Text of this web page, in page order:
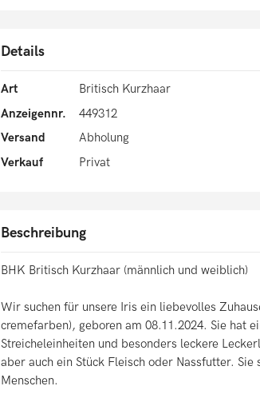
Details
Art
Britisch Kurzhaar
Anzeigennr.
449312
Versand
Abholung
Verkauf
Privat
Beschreibung
BHK Britisch Kurzhaar (männlich und weiblich)
Wir suchen für unsere Iris ein liebevolles
cremefarben), geboren am 08.11.2024. Sie hat
Streicheleinheiten und besonders leckere
aber auch ein Stück Fleisch oder Nassfutter.
Menschen.